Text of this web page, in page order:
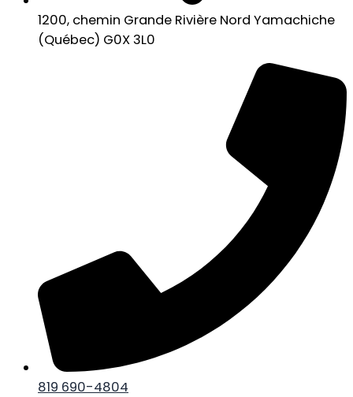
1200, chemin Grande Rivière Nord Yamachiche
(Québec) G0X 3L0
819 690-4804